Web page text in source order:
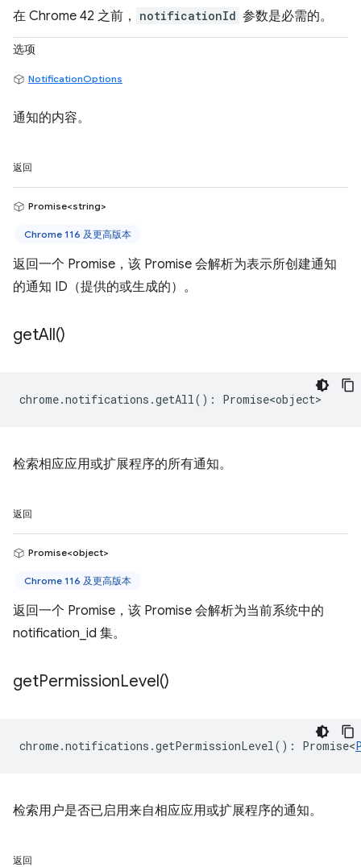
在 Chrome 42 之前， notificationId 参数是必需的。
选项
NotificationOptions
通知的内容。
返回
Promise<string>
Chrome 116 及更高版本
返回一个 Promise，该 Promise 会解析为表示所创建通知
的通知 ID（提供的或生成的）。
getAll()
chrome.notifications .getAll() : Promise<object>
检索相应应用或扩展程序的所有通知。
返回
Promise<object>
Chrome 116 及更高版本
返回一个 Promise，该 Promise 会解析为当前系统中的
notification_id 集。
getPermissionLevel()
chrome.notifications .getPermissionLevel() : Promise<
检索用户是否已启用来自相应应用或扩展程序的通知。
返回